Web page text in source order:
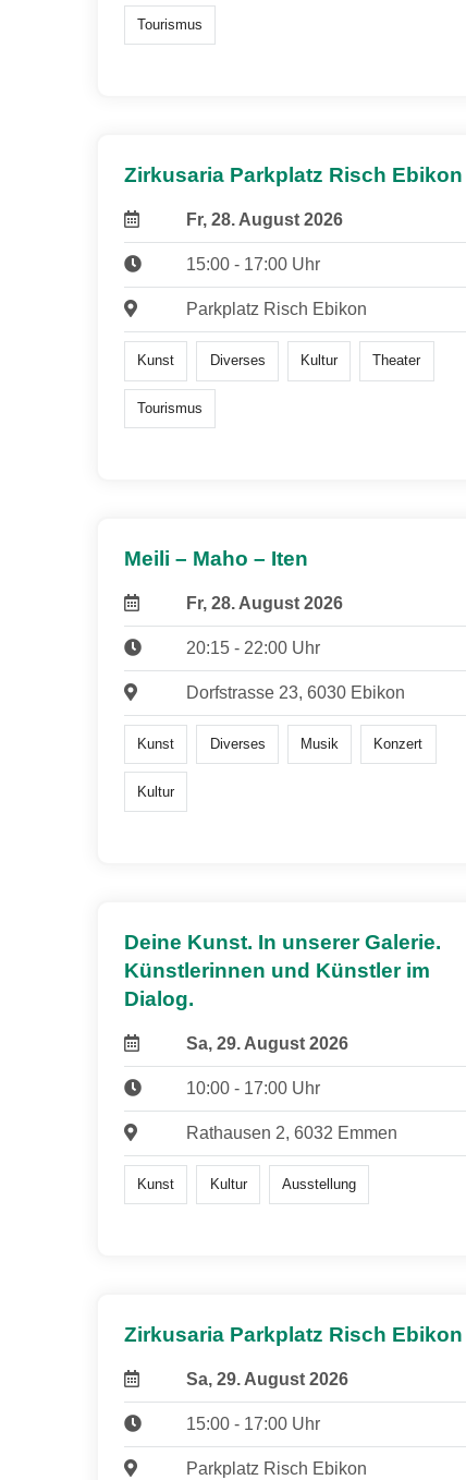
Tourismus
Zirkusaria Parkplatz Risch Ebikon
Fr, 28. August 2026
15:00 - 17:00 Uhr
Parkplatz Risch Ebikon
Kunst Diverses Kultur Theater
Tourismus
Meili – Maho – Iten
Fr, 28. August 2026
20:15 - 22:00 Uhr
Dorfstrasse 23, 6030 Ebikon
Kunst Diverses Musik Konzert
Kultur
Deine Kunst. In unserer Galerie.
Künstlerinnen und Künstler im
Dialog.
Sa, 29. August 2026
10:00 - 17:00 Uhr
Rathausen 2, 6032 Emmen
Kunst Kultur Ausstellung
Zirkusaria Parkplatz Risch Ebikon
Sa, 29. August 2026
15:00 - 17:00 Uhr
Parkplatz Risch Ebikon